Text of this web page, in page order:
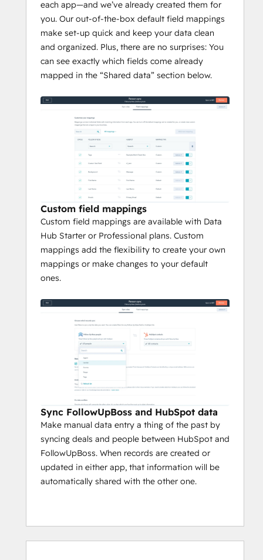
each app—and we’ve already created them for
you. Our out-of-the-box default field mappings
make set-up quick and keep your data clean
and organized. Plus, there are no surprises: You
can see exactly which fields come already
mapped in the “Shared data” section below.
Custom field mappings
Custom field mappings are available with Data
Hub Starter or Professional plans. Custom
mappings add the flexibility to create your own
mappings or make changes to your default
ones.
Sync FollowUpBoss and HubSpot data
Make manual data entry a thing of the past by
syncing deals and people between HubSpot and
FollowUpBoss. When records are created or
updated in either app, that information will be
automatically shared with the other one.